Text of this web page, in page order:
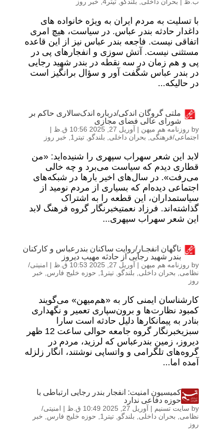
با تسلیت به مردم ایران به ویژه خانواده های
داغدار حادثه بندر عباس. در سیاست، هیچ امری
اتفاقی نیست. فاجعه بندر عباس نیز از این قاعده
مستثنی نیست. آتش سوزی و انفجارهای پی در
پی و هم زمان در سه نقطه در بندر شهید رجایی
در بندر عباس شگفت آور و سؤال برانگیز است
در حالیکه...
ملتی گروگان اندکی/درباره اندک‌سالاری حاکم بر
شورای عالی فضای مجازی
by روزنامه هم میهن | آوریل 27, 2025 10:56 ق.ظ
|
اجتماعی/فرهنگی
بحران داخلی بلندگو تیتر1 خبر روز
لابد این شعر سهراب سپهری را شنیده‌اید: «من
قطاری دیدم که سیاست می‌برد و چه خالی
می‌رفت». در سال‌های اخیر بارها در شبکه‌های
اجتماعی دیده‌ام که بسیاری از مردم نومید از
سیاستمداران، این قطعه را به اشتراک
گذاشته‌اند. فرزاد نعمتیخبرنگار گروه فرهنگ لابد
این شعر سهراب سپهری...
ناگهان انفجـار/روایت ساکنان بندرعباس و کارکنان
بندر شهید رجایی از حادثه مهیب دیروز
by روزنامه هم میهن | آوریل 27, 2025 10:53 ق.ظ | امنیتی/
نظامی
بحران داخلی بلندگو تیتر1 حوزه خلیج فارس
خبر
روز
کارشناسان ایمنی کار به «هم‌‏میهن» می‏‌‌گویند
کمبود نظارت‌‏ها و برون‌‏سپاری تعمیر و نگهداری
بنادر به پیمانکارها دلیل حادثه است سارا
سبزیخبرنگار گروه جامعه حوالی ساعت 12 ظهر
دیروز، زمین بندرعباس که لرزید، مردم در
گروه‌های تلگرامی و واتساپی نوشتند، انگار زلزله‌
آمده اما...
کمیسیون امنیت: انفجار بندر رجایی ارتباطی با
حوزه دفاعی ندارد
by سایت تسنیم | آوریل 27, 2025 10:49 ق.ظ | امنیتی/
نظامی
بحران داخلی بلندگو تیتر1 حوزه خلیج فارس
خبر
روز